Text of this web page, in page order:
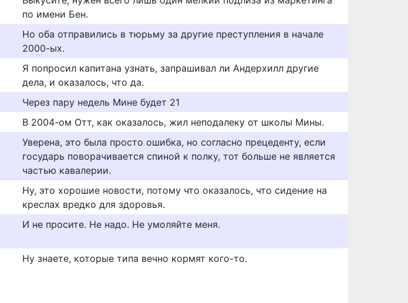
по имени Бен.
Но оба отправились в тюрьму за другие преступления в начале
2000-ых.
Я попросил капитана узнать, запрашивал ли Андерхилл другие
дела, и оказалось, что да.
Через пару недель Мине будет 21
В 2004-ом Отт, как оказалось, жил неподалеку от школы Мины.
Уверена, это была просто ошибка, но согласно прецеденту, если
государь поворачивается спиной к полку, тот больше не является
частью кавалерии.
Ну, это хорошие новости, потому что оказалось, что сидение на
креслах вредко для здоровья.
И не просите. Не надо. Не умоляйте меня.
Ну знаете, которые типа вечно кормят кого-то.